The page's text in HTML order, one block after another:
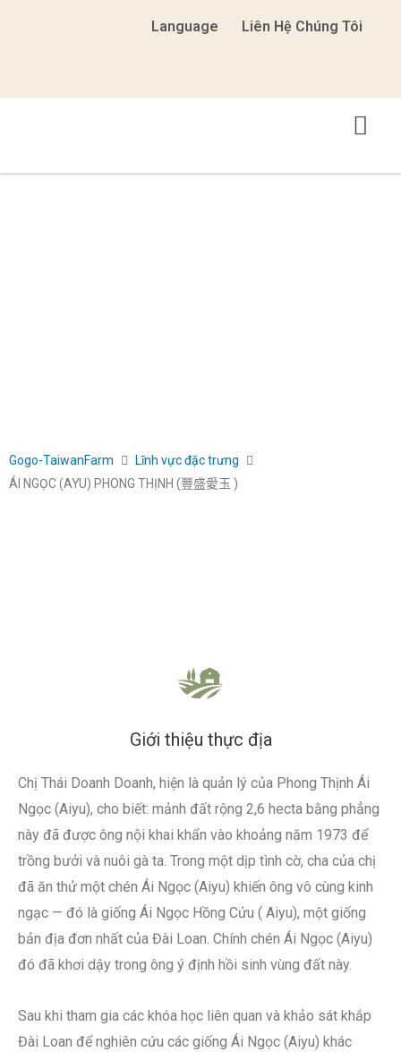
Language Liên Hệ Chúng Tôi
Gogo-TaiwanFarm
Lĩnh vực đặc trưng
ÁI NGỌC (AYU) PHONG THỊNH (豐盛愛玉 )
Giới thiệu thực địa
Chị Thái Doanh Doanh, hiện là quản lý của Phong Thịnh Ái
Ngọc (Aiyu), cho biết: mảnh đất rộng 2,6 hecta bằng phẳng
này đã được ông nội khai khẩn vào khoảng năm 1973 để
trồng bưởi và nuôi gà ta. Trong một dịp tình cờ, cha của chị
đã ăn thử một chén Ái Ngọc (Aiyu) khiến ông vô cùng kinh
ngạc — đó là giống Ái Ngọc Hồng Cửu ( Aiyu), một giống
bản địa đơn nhất của Đài Loan. Chính chén Ái Ngọc (Aiyu)
đó đã khơi dậy trong ông ý định hồi sinh vùng đất này.
Sau khi tham gia các khóa học liên quan và khảo sát khắp
Đài Loan để nghiên cứu các giống Ái Ngọc (Aiyu) khác